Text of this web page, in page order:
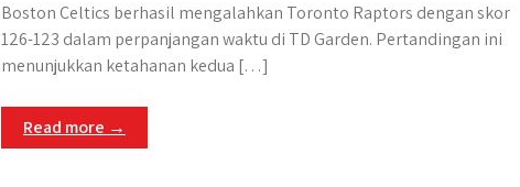
Boston Celtics berhasil mengalahkan Toronto Raptors dengan skor
126-123 dalam perpanjangan waktu di TD Garden. Pertandingan ini
menunjukkan ketahanan kedua […]
Read more →